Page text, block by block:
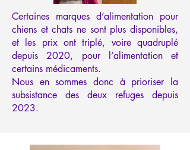
Certaines marques d’alimentation pour
chiens et chats ne sont plus disponibles,
et les prix ont triplé, voire quadruplé
depuis 2020, pour l’alimentation et
certains médicaments.
Nous en sommes donc à prioriser la
subsistance des deux refuges depuis
2023.